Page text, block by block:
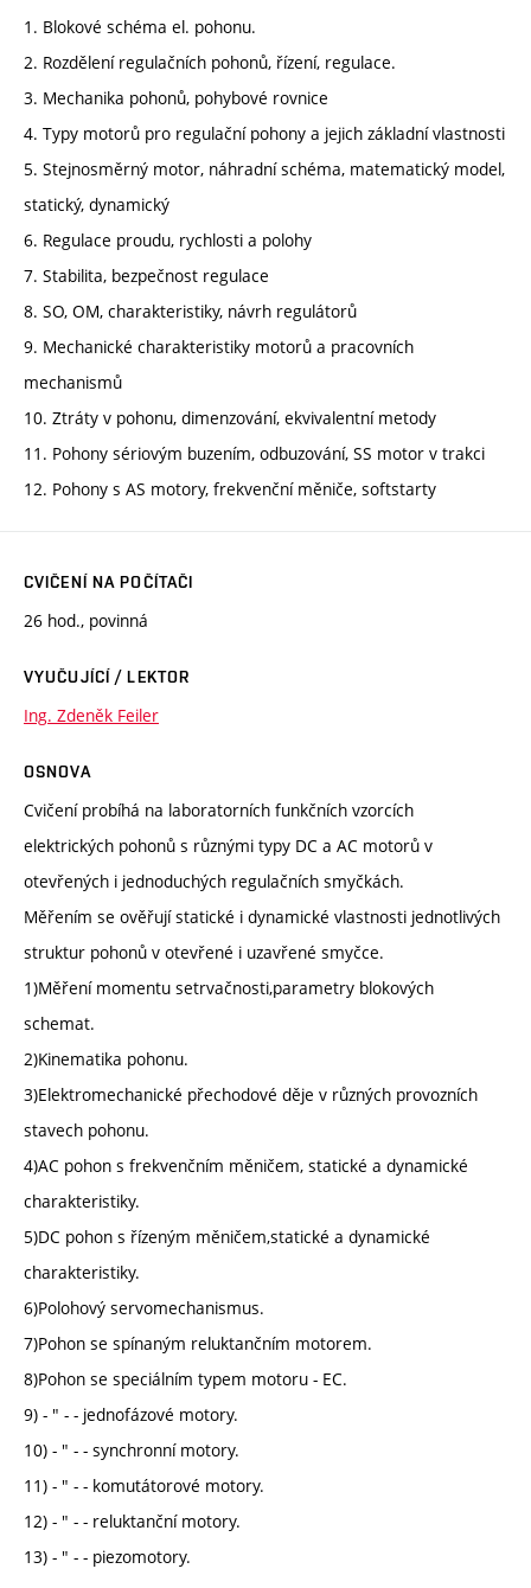
1. Blokové schéma el. pohonu.
2. Rozdělení regulačních pohonů, řízení, regulace.
3. Mechanika pohonů, pohybové rovnice
4. Typy motorů pro regulační pohony a jejich základní vlastnosti
5. Stejnosměrný motor, náhradní schéma, matematický model,
statický, dynamický
6. Regulace proudu, rychlosti a polohy
7. Stabilita, bezpečnost regulace
8. SO, OM, charakteristiky, návrh regulátorů
9. Mechanické charakteristiky motorů a pracovních
mechanismů
10. Ztráty v pohonu, dimenzování, ekvivalentní metody
11. Pohony sériovým buzením, odbuzování, SS motor v trakci
12. Pohony s AS motory, frekvenční měniče, softstarty
CVIČENÍ NA POČÍTAČI
26 hod., povinná
VYUČUJÍCÍ / LEKTOR
Ing. Zdeněk Feiler
OSNOVA
Cvičení probíhá na laboratorních funkčních vzorcích
elektrických pohonů s různými typy DC a AC motorů v
otevřených i jednoduchých regulačních smyčkách.
Měřením se ověřují statické i dynamické vlastnosti jednotlivých
struktur pohonů v otevřené i uzavřené smyčce.
1)Měření momentu setrvačnosti,parametry blokových
schemat.
2)Kinematika pohonu.
3)Elektromechanické přechodové děje v různých provozních
stavech pohonu.
4)AC pohon s frekvenčním měničem, statické a dynamické
charakteristiky.
5)DC pohon s řízeným měničem,statické a dynamické
charakteristiky.
6)Polohový servomechanismus.
7)Pohon se spínaným reluktančním motorem.
8)Pohon se speciálním typem motoru - EC.
9) - " - - jednofázové motory.
10) - " - - synchronní motory.
11) - " - - komutátorové motory.
12) - " - - reluktanční motory.
13) - " - - piezomotory.